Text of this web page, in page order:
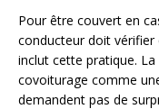
Pour être couvert en
conducteur doit vérifier
inclut cette pratique.
covoiturage comme
demandent pas de